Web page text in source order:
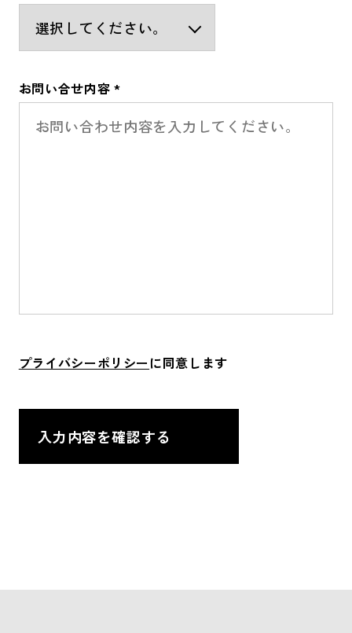
お問い合せ内容 *
プライバシーポリシーに同意します